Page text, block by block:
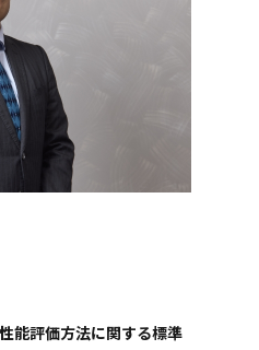
能評価方法に関する標準